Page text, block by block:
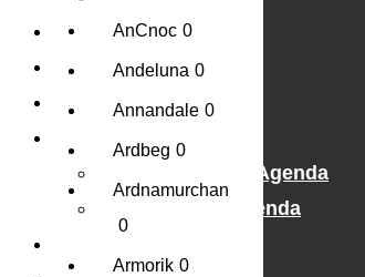
Cognac
Likeur
Rum & Gin
Proeverijen
Whiskyproeverij Agenda
Wijnproeverij Agenda
AnCnoc 0
Andeluna 0
Annandale 0
Ardbeg 0
Ardnamurchan
0
Armorik 0